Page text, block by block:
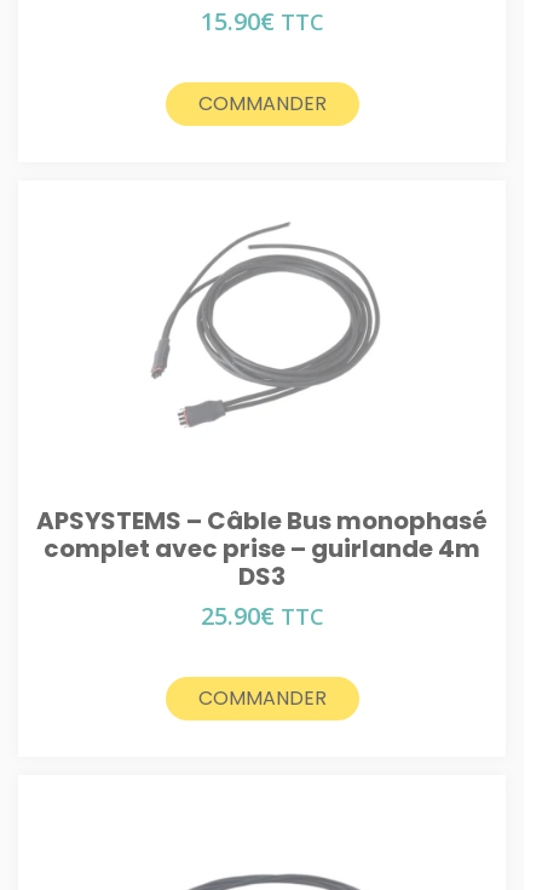
15.90€ TTC
COMMANDER
APSYSTEMS – Câble Bus monophasé
complet avec prise – guirlande 4m
DS3
25.90€ TTC
COMMANDER